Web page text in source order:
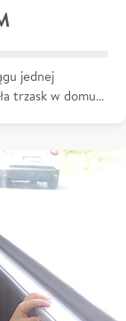
jednej
trzask w domu…